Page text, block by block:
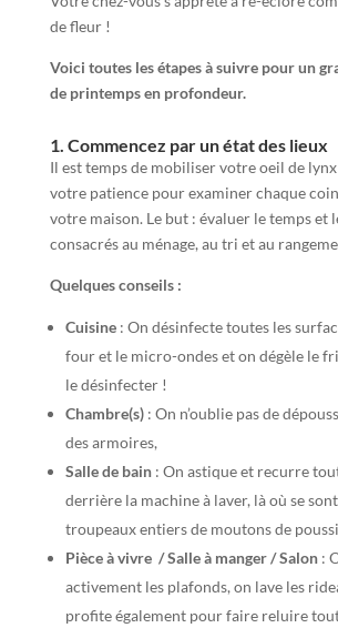
de fleur !
Voici toutes les étapes à suivre pour un
de printemps en profondeur.
1. Commencez par un état des lieux
Il est temps de mobiliser votre oeil de lynx
votre patience pour examiner chaque
votre maison. Le but : évaluer le temps et
consacrés au ménage, au tri et au
Quelques conseils :
Cuisine: On désinfecte toutes les
four et le micro-ondes et on dégèle le
le désinfecter !
Chambre(s): On n’oublie pas de
des armoires,
Salle de bain: On astique et recurre
derrière la machine à laver, là où se
troupeaux entiers de moutons de
Pièce à vivre / Salle à manger / Salon:
activement les plafonds, on lave les
profite également pour faire reluire